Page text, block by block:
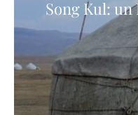
Song Kul: un